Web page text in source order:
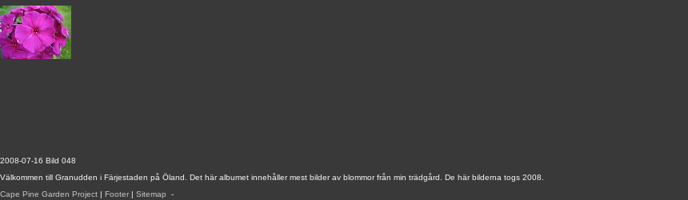
2008-07-16 Bild 048
Välkommen till Granudden i Färjestaden på Öland. Det här albumet innehåller mest bilder av blommor från min trädgård. De här bilderna togs 2008.
Cape Pine Garden Project | Footer | Sitemap -